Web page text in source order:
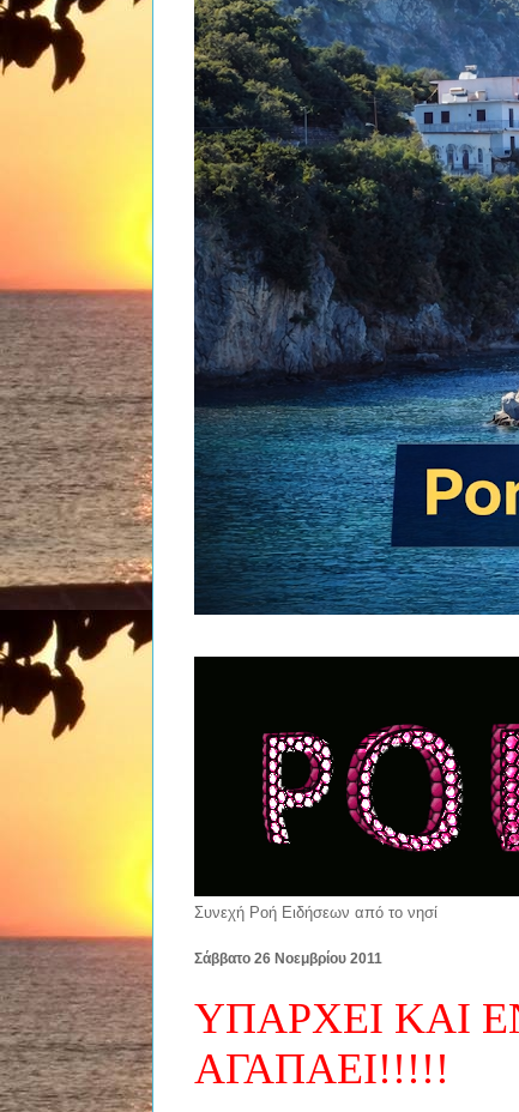
Συνεχή Ροή Ειδήσεων από το νησί
Σάββατο 26 Νοεμβρίου 2011
ΥΠΑΡΧΕΙ ΚΑΙ
ΑΓΑΠΑΕΙ!!!!!